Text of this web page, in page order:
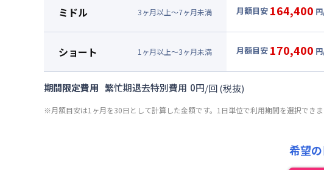
120,000円/月
光熱費他 : 24,000円/
清掃料他 : 25,000円/
その他費用 :
ミドル 3ヶ月以上～7ヶ月未満 月額目安 164,400
120,000円/月
光熱費他 : 24,000円/
清掃料他 :
その他費用 :
ショート 1 ヶ月以上～3ヶ月未満 月額目安 170,400
月額賃料目安(30日利
光熱費他 : 24,000円/
期間限定費用 繁忙期退去特別費用 0円/回(税抜)
※月額目安は1ヶ月を30日として計算した金額です。1日単位で利用期間を選択でき
希望